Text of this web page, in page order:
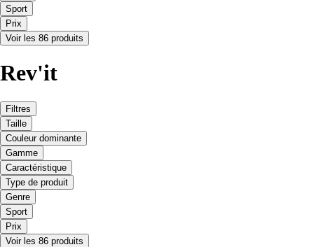
Sport
Prix
Voir les 86 produits
Rev'it
Filtres
Taille
Couleur dominante
Gamme
Caractéristique
Type de produit
Genre
Sport
Prix
Voir les 86 produits